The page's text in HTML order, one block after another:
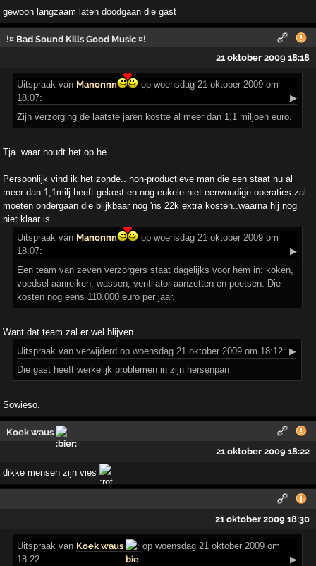
gewoon langzaam laten doodgaan die gast
!¤ Bad Sound Kills Good Music ¤!
21 oktober 2009 18:18
Uitspraak van Manonnn
op woensdag 21 oktober 2009 om
18:07:
▶
Zijn verzorging de laatste jaren kostte al meer dan 1,1 miljoen euro.
Tja..waar houdt het op he..
Persoonlijk vind ik het zonde.. non-productieve man die een staat nu al
meer dan 1,1milj heeft gekost en nog enkele niet eenvoudige operaties zal
moeten ondergaan die blijkbaar nog 'ns 22k extra kosten..waarna hij nog
niet klaar is.
Uitspraak van Manonnn
op woensdag 21 oktober 2009 om
18:07:
▶
Een team van zeven verzorgers staat dagelijks voor hem in: koken,
voedsel aanreiken, wassen, ventilator aanzetten en poetsen. Die
kosten nog eens 110.000 euro per jaar.
Want dat team zal er wel blijven..
Uitspraak van verwijderd op woensdag 21 oktober 2009 om 18:12: ▶
Die gast heeft werkelijk problemen in zijn hersenpan
Sowieso.
Koek waus
21 oktober 2009 18:22
dikke mensen zijn vies
21 oktober 2009 18:30
Uitspraak van Koek waus
op woensdag 21 oktober 2009 om
18:22:
▶